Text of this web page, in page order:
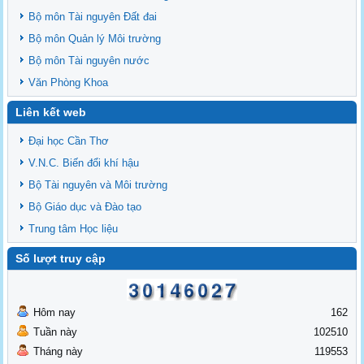
Bộ môn Tài nguyên Đất đai
Bộ môn Quản lý Môi trường
Bộ môn Tài nguyên nước
Văn Phòng Khoa
Liên kết web
Đại học Cần Thơ
V.N.C. Biến đổi khí hậu
Bộ Tài nguyên và Môi trường
Bộ Giáo dục và Đào tạo
Trung tâm Học liệu
Số lượt truy cập
Hôm nay
Tuần này
Tháng này
162
102510
119553